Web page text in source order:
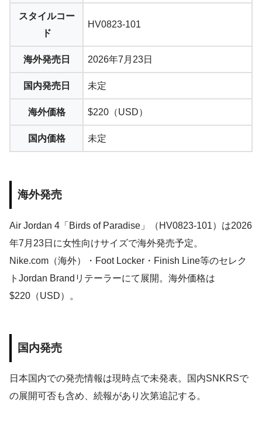
スタイルコー
ド
HV0823-101
海外発売日 2026年7月23日
国内発売日 未定
海外価格 $220（USD）
国内価格 未定
海外発売
Air Jordan 4「Birds of Paradise」（HV0823-101）は2026
年7月23日に女性向けサイズで海外発売予定。
Nike.com（海外）・Foot Locker・Finish Line等のセレク
トJordan Brandリテーラーにて展開。海外価格は
$220（USD）。
国内発売
日本国内での発売情報は現時点で未発表。国内SNKRSで
の展開可否も含め、続報があり次第追記する。